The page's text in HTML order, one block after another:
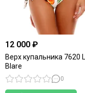
12 000 ₽
Верх купальника 7620
Blare
0